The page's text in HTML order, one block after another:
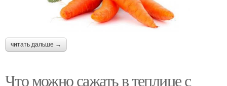
читать дальше →
Что можно сажать в теплице с